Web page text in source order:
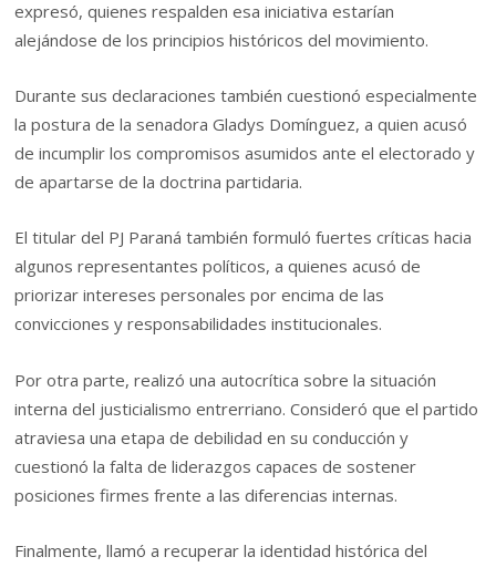
expresó, quienes respalden esa iniciativa estarían
alejándose de los principios históricos del movimiento.
Durante sus declaraciones también cuestionó especialmente
la postura de la senadora Gladys Domínguez, a quien acusó
de incumplir los compromisos asumidos ante el electorado y
de apartarse de la doctrina partidaria.
El titular del PJ Paraná también formuló fuertes críticas hacia
algunos representantes políticos, a quienes acusó de
priorizar intereses personales por encima de las
convicciones y responsabilidades institucionales.
Por otra parte, realizó una autocrítica sobre la situación
interna del justicialismo entrerriano. Consideró que el partido
atraviesa una etapa de debilidad en su conducción y
cuestionó la falta de liderazgos capaces de sostener
posiciones firmes frente a las diferencias internas.
Finalmente, llamó a recuperar la identidad histórica del